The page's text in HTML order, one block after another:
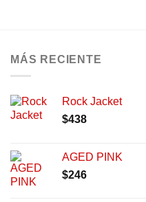
MÁS RECIENTE
Rock Jacket
$438
AGED PINK
$246